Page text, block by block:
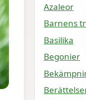
Azaleor
Barnens
Basilika
Begonier